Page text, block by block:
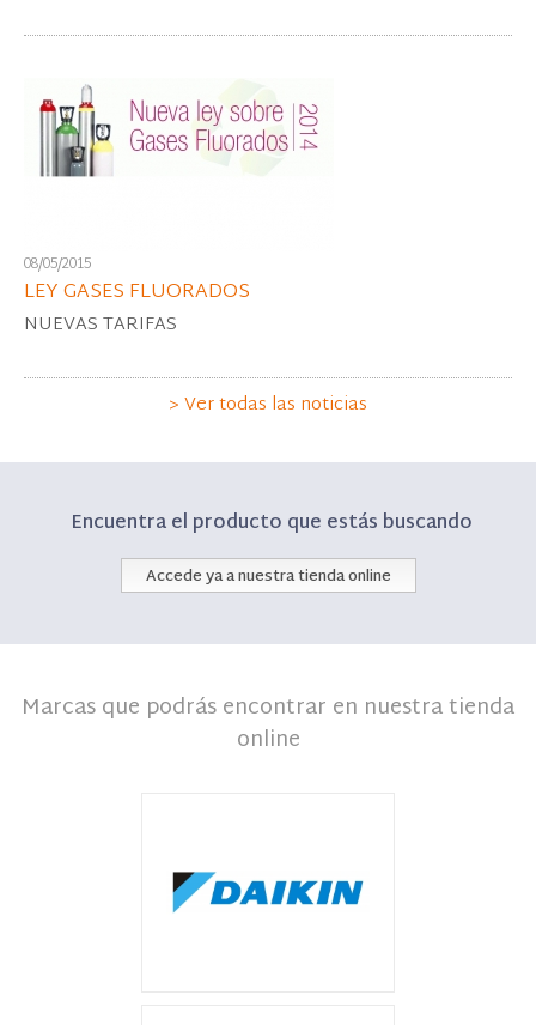
08/05/2015
LEY GASES FLUORADOS
NUEVAS TARIFAS
> Ver todas las noticias
Encuentra el producto que estás buscando
Accede ya a nuestra tienda online
Marcas que podrás encontrar en nuestra tienda
online